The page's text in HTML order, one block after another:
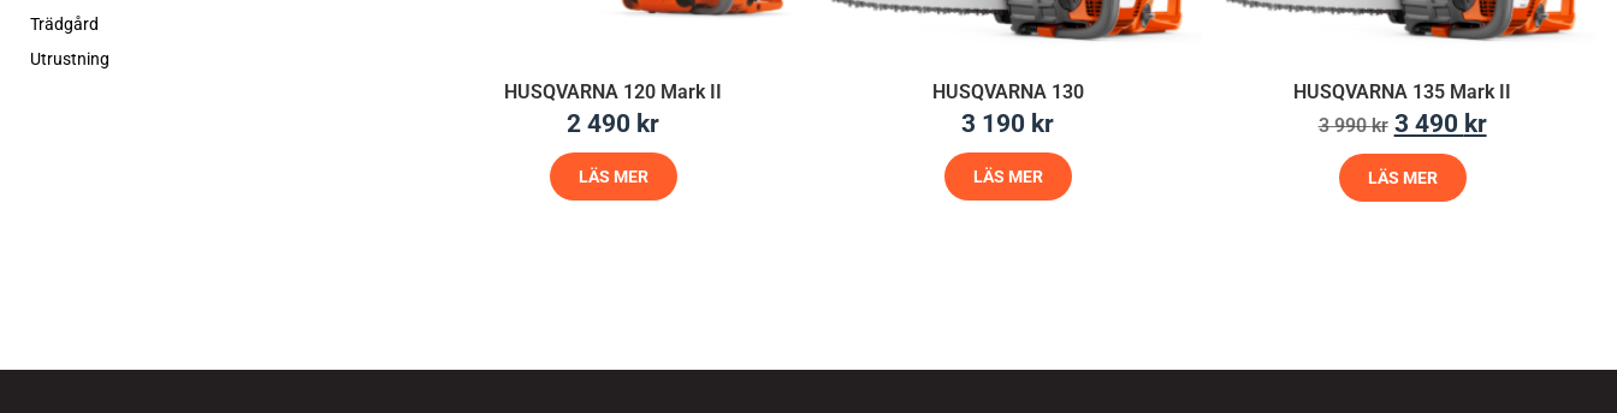
Trädgård
Utrustning
HUSQVARNA 120 Mark II
2 490 kr
LÄS MER
HUSQVARNA 130
3 190 kr
LÄS MER
HUSQVARNA 135 Mark II
3 990kr 3 490 kr
LÄS MER